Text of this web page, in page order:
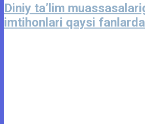
Diniy ta’lim
imtihonlari qaysi